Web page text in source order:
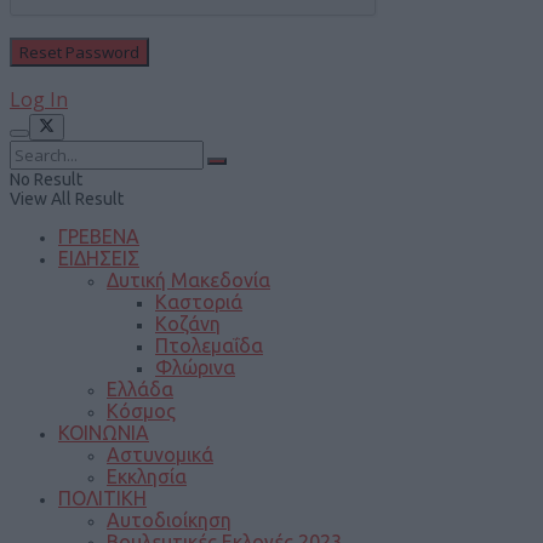
Log In
No Result
View All Result
ΓΡΕΒΕΝΑ
ΕΙΔΗΣΕΙΣ
Δυτική Μακεδονία
Καστοριά
Κοζάνη
Πτολεμαΐδα
Φλώρινα
Ελλάδα
Κόσμος
ΚΟΙΝΩΝΙΑ
Αστυνομικά
Εκκλησία
ΠΟΛΙΤΙΚΗ
Αυτοδιοίκηση